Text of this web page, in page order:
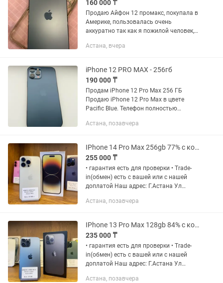
160 000 ₸
Продаю Айфон 12 промакс, покупала в
Америке, пользовалась очень
аккуратно так как я пожилой человек,
телефонами
Астана, вчера
iPhone 12 PRO MAX - 256гб
190 000 ₸
Продам iPhone 12 Pro Max 256 ГБ
Продаю iPhone 12 Pro Max в цвете
Pacific Blue. Телефон полностью
нареканий: Face ID, камеры, динамики,
Астана, позавчера
IPhone 14 Pro Max 256gb 77% с коробкой Рассрочка 0 0 12
255 000 ₸
• гарантия есть для проверки • Trade-
in(обмен) есть с вашей или с нашей
доплатой Наш адрес: Г.Астана Ул
информации напишите на График
Астана, позавчера
IPhone 13 Pro Max 128gb 84% с коробкой Рассрочка 0 0 12
235 000 ₸
• гарантия есть для проверки • Trade-
in(обмен) есть с вашей или с нашей
доплатой Наш адрес: Г.Астана Ул
информации напишите на График
Астана, позавчера